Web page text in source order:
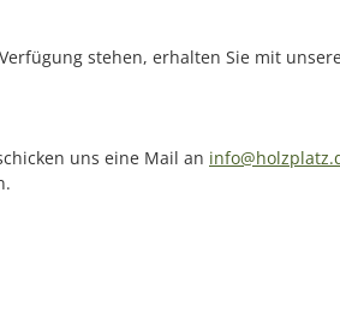
stehen, erhalten Sie mit
uns eine Mail an